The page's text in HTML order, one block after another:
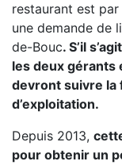
restaurant est
une demande de
de-Bouc. S’il
les deux gérants
devront suivre la
d’exploitation.
Depuis 2013,
pour obtenir un